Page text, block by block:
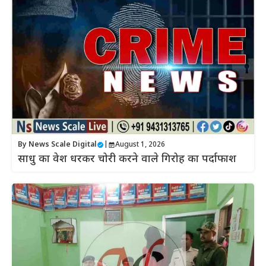
By News Scale Digital August 1, 2026
साधु का वेश धरकर चोरी करने वाले गिरोह का पर्दाफाश